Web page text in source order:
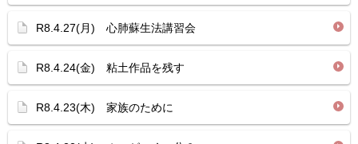
R8.4.27(月) 心肺蘇生法講習会
R8.4.24(金) 粘土作品を残す
R8.4.23(木) 家族のために